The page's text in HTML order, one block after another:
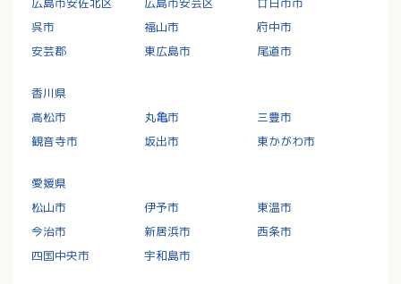
呉市
福山市
府中市
安芸郡
東広島市 尾道市
香川県
高松市
丸亀市
三豊市
観音寺市
坂出市 東かがわ市
愛媛県
松山市
伊予市
東温市
今治市
新居浜市
西条市
四国中央市
宇和島市